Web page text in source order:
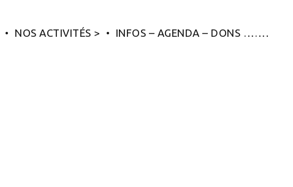
NOS ACTIVITÉS > INFOS – AGENDA – DONS …….